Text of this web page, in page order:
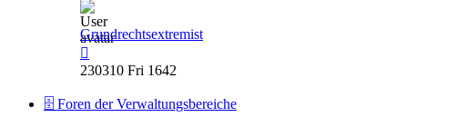
Grundrechtsextremist
the
post
230310 Fri 1642
🗄️ Foren der Verwaltungsbereiche